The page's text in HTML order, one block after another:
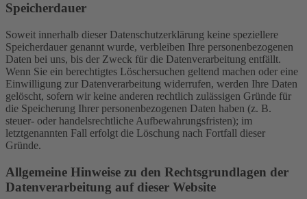
Speicherdauer
Soweit innerhalb dieser Datenschutzerklärung keine speziellere
Speicherdauer genannt wurde, verbleiben Ihre personenbezogenen
Daten bei uns, bis der Zweck für die Datenverarbeitung entfällt.
Wenn Sie ein berechtigtes Löschersuchen geltend machen oder eine
Einwilligung zur Datenverarbeitung widerrufen, werden Ihre Daten
gelöscht, sofern wir keine anderen rechtlich zulässigen Gründe für
die Speicherung Ihrer personenbezogenen Daten haben (z. B.
steuer- oder handelsrechtliche Aufbewahrungsfristen); im
letztgenannten Fall erfolgt die Löschung nach Fortfall dieser
Gründe.
Allgemeine Hinweise zu den Rechtsgrundlagen der
Datenverarbeitung auf dieser Website